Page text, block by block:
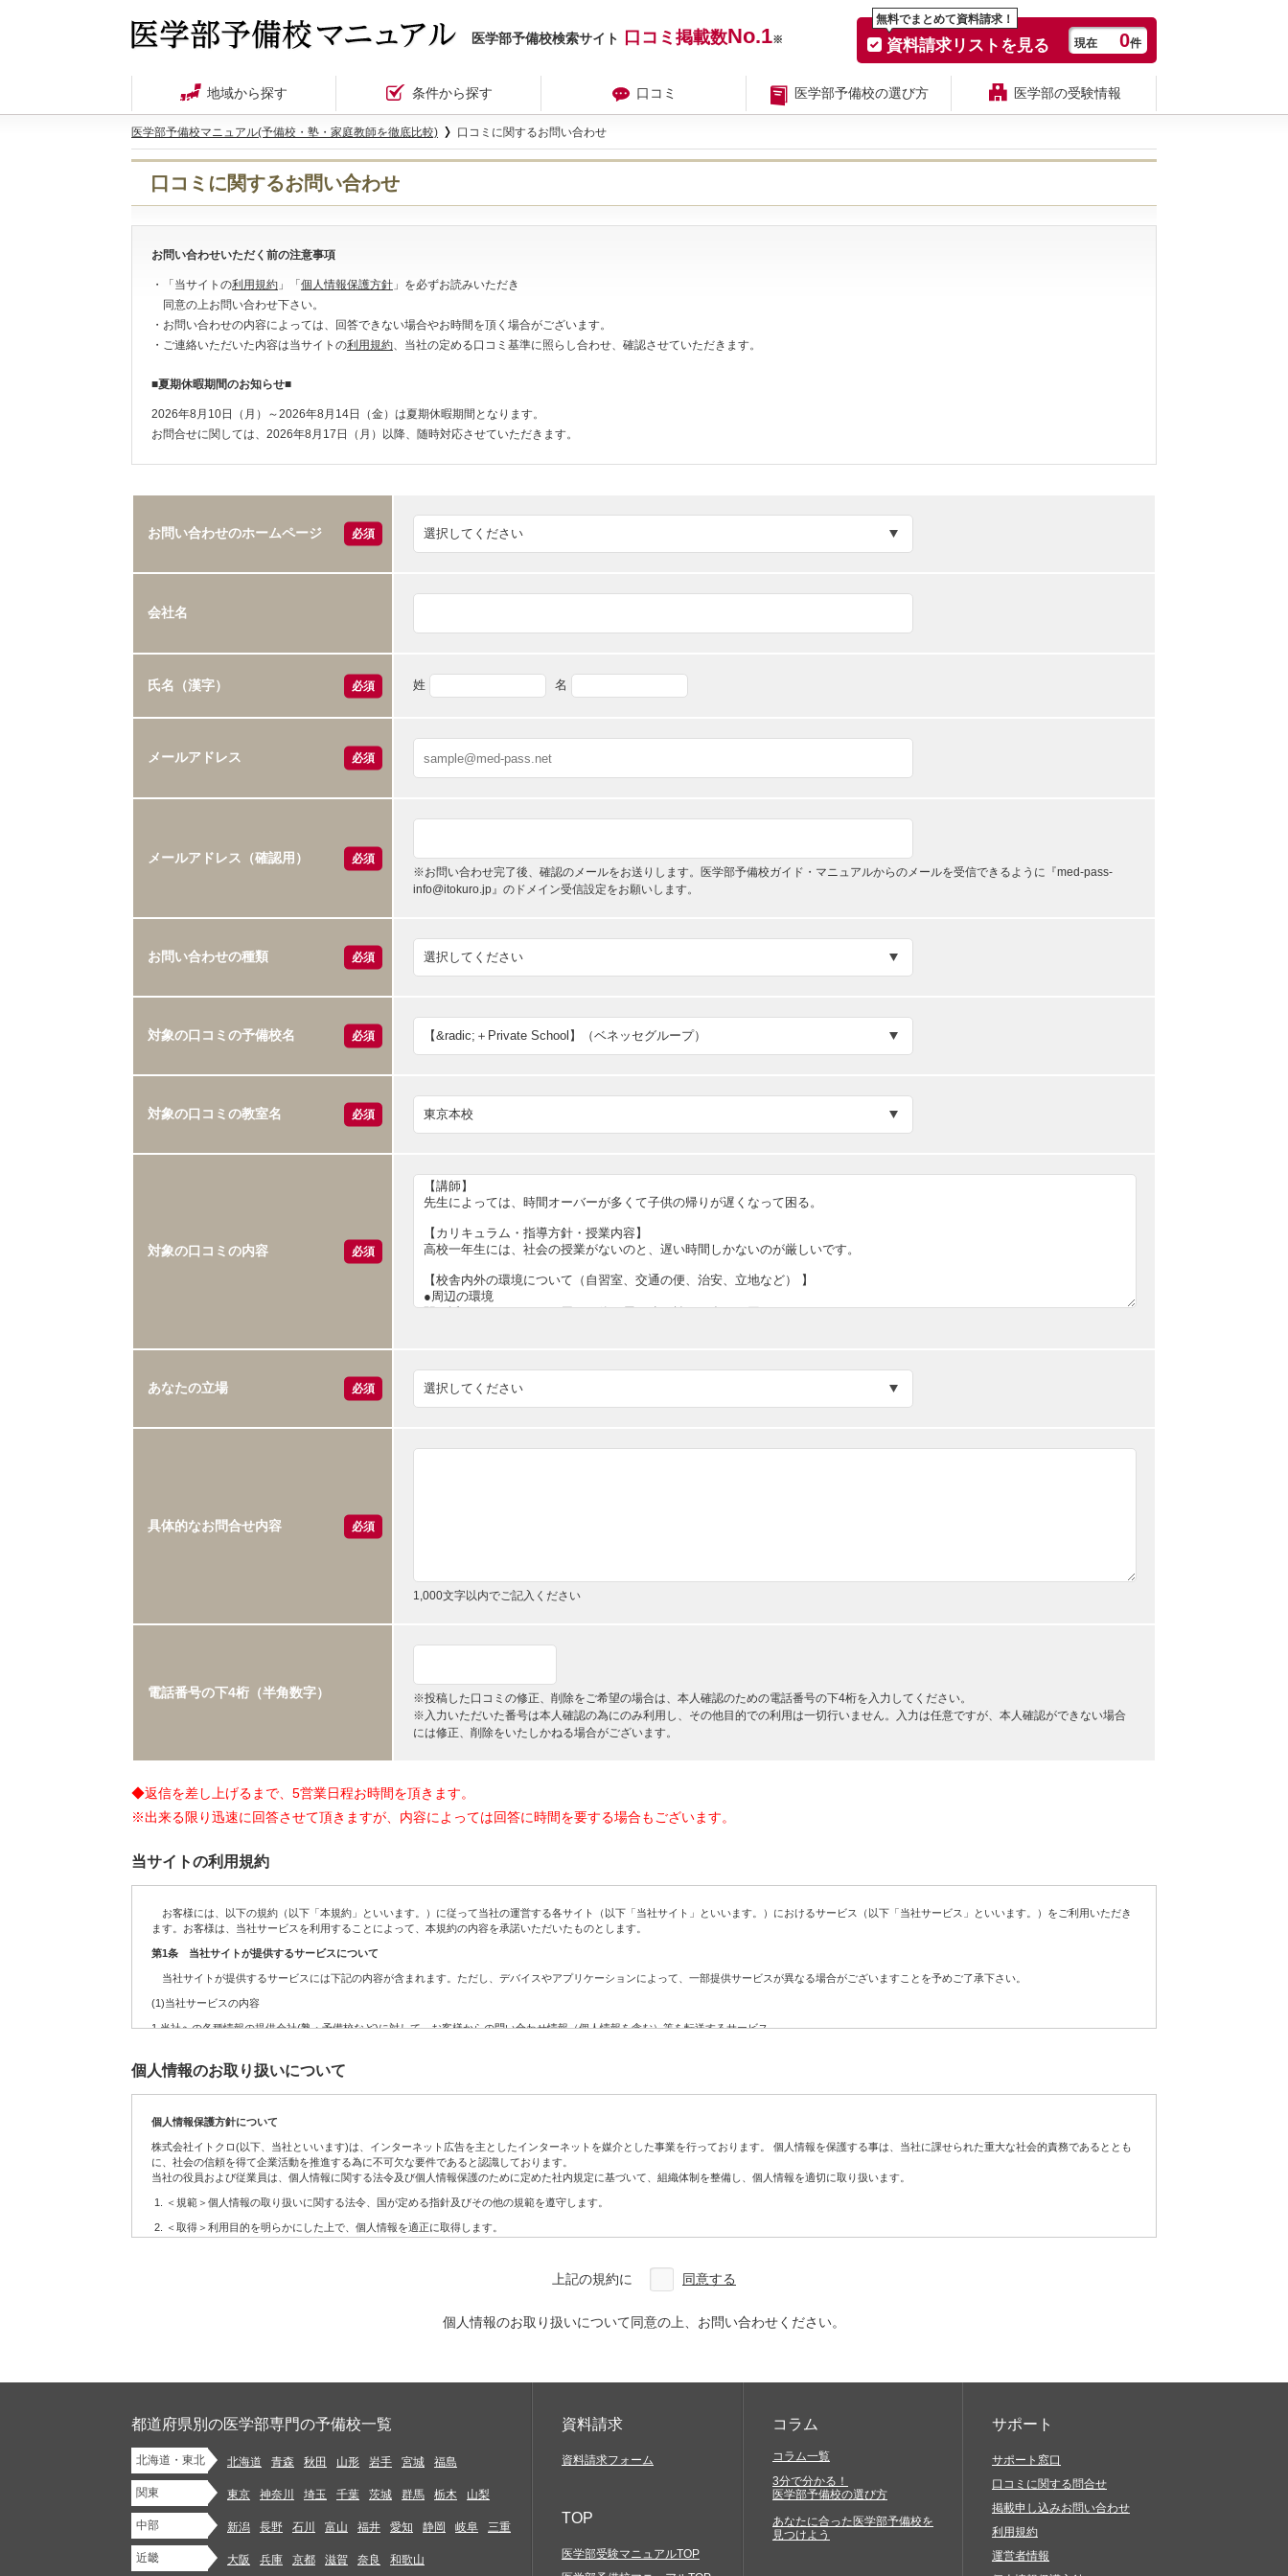
医学部予備校検索サイト 口コミ掲載数No.1※
無料でまとめて資料請求！
資料請求リストを見る 現在 0件
地域から探す 条件から探す 口コミ 医学部予備校の選び方 医学部の受験情報
医学部予備校マニュアル(予備校・塾・家庭教師を徹底比較) 口コミに関するお問い合わせ
口コミに関するお問い合わせ
お問い合わせいただく前の注意事項
・「当サイトの利用規約 」「 個人情報保護方針 」を必ずお読みいただき
同意の上お問い合わせ下さい。
・お問い合わせの内容によっては、回答できない場合やお時間を頂く場合がございます。
・ご連絡いただいた内容は当サイトの利用規約、当社の定める口コミ基準に照らし合わせ、確認させていただきます。
■夏期休暇期間のお知らせ■
2026年8月10日（月）～2026年8月14日（金）は夏期休暇期間となります。
お問合せに関しては、2026年8月17日（月）以降、随時対応させていただきます。
お問い合わせのホームページ 必須
会社名
氏名（漢字） 必須 姓 名
メールアドレス 必須
メールアドレス（確認用）
必須
※お問い合わせ完了後、確認のメールをお送りします。医学部予備校ガイド・マニュアルからのメールを受信できるように『med-pass-
info@itokuro.jp』のドメイン受信設定をお願いします。
お問い合わせの種類 必須
対象の口コミの予備校名 必須
対象の口コミの教室名 必須
対象の口コミの内容 必須
あなたの立場 必須
具体的なお問合せ内容 必須
1,000文字以内でご記入ください
電話番号の下4桁（半角数字）
※投稿した口コミの修正、削除をご希望の場合は、本人確認のための電話番号の下4桁を入力してください。
※入力いただいた番号は本人確認の為にのみ利用し、その他目的での利用は一切行いません。入力は任意ですが、本人確認ができない場合
には修正、削除をいたしかねる場合がございます。
◆返信を差し上げるまで、5営業日程お時間を頂きます。
※出来る限り迅速に回答させて頂きますが、内容によっては回答に時間を要する場合もございます。
当サイトの利用規約
お客様には、以下の規約（以下「本規約」といいます。）に従って当社の運営する各サイト（以下「当社サイト」といいます。）におけるサービス（以下「当社サービス」といいます。）をご利用いただき
ます。お客様は、当社サービスを利用することによって、本規約の内容を承諾いただいたものとします。
第1条 当社サイトが提供するサービスについて
当社サイトが提供するサービスには下記の内容が含まれます。ただし、デバイスやアプリケーションによって、一部提供サービスが異なる場合がございますことを予めご了承下さい。
(1)当社サービスの内容
1.当社への各種情報の提供会社(塾・予備校など)に対して、お客様からの問い合わせ情報（個人情報を含む）等を転送するサービス
3.定期・不定期に実施する各種のキャンペーンサービス
5.お客様が送信(発信)するコンテンツの募集、及び掲載
6.配信の許可を得たお客様に対して配信するメールマガジン・DM
7.その他上記に関連するサービス
(2)当社サービスの利用に当たって注意事項
お客様が当社サービスをご利用になる場合には、WEBにアクセスしていただく必要があります。お客様には、自らの責任と費用で必要な機器やソフトウェア、通信手段等をご用意いただき、それらを適切に
当社は当社サービスの内容の正確性・信頼性・完全性や確実な提供、アクセス結果などにつきましては一切保証しておりません。
2.未成年者の健全な保護育成を害するような行為をすること
3.法令や条例に違反する行為を行うこと
4.自分以外の人物を名乗ったり、代表権や代理権がないにもかかわらず会社などの組織を名乗ったり、または他の人物や組織と提携、協力関係にあると偽ったりすること（過失に基づき誤認した場合も含む）
5.他のお客様または第三者との間での、売買等金銭的な利害の発生する行為及び代価性のない物品の交換や贈与等経済的な利害関係の生じること、並びにその他営利を目的とする一切のこと
6. 商業用の広告、宣伝を目的としたコンテンツ、ジャンクメール、スパムメール、チェーンレター、無限連鎖講、その他勧誘を目的とするコンテンツを送信（発信）すること
7. 法令または本規約において認められている場合を除き、当社サイトの提供する情報を当社の事前の同意なく、複写、もしくはその他の方法により再生、複製、公開、送信、頒布、翻訳、翻案、転載、再利用
個人情報のお取り扱いについて
個人情報保護方針について
株式会社イトクロ(以下、当社といいます)は、インターネット広告を主としたインターネットを媒介とした事業を行っております。 個人情報を保護する事は、当社に課せられた重大な社会的責務であるととも
に、社会の信頼を得て企業活動を推進する為に不可欠な要件であると認識しております。
当社の役員および従業員は、個人情報に関する法令及び個人情報保護のために定めた社内規定に基づいて、組織体制を整備し、個人情報を適切に取り扱います。
＜規範＞個人情報の取り扱いに関する法令、国が定める指針及びその他の規範を遵守します。
＜取得＞利用目的を明らかにした上で、個人情報を適正に取得します。
＜安全管理＞個人情報への不正アクセス、紛失、破壊、改ざん、漏えいなどの危険を十分に認識し、合理的な安全対策を実施するとともに、問題が発生した場合は適切な是正措置を講じ、個人情報の厳重な
＜開示・苦情＞当社では、取り扱う個人情報について、本人から開示、訂正、利用停止、削除及び苦情相談等のお問い合わせがあった場合は法律に基づき適正に対応します。
改訂：2007年7月30日
改訂：2013年12月10日
株式会社イトクロ 代表取締役 CEO 山木 学
代表取締役 COO 領下 崇
【個人情報に関するお問い合わせ】
株式会社イトクロ 開発部長info.privacy@itokuro.jp
〒141-0021 東京都品川区上大崎３丁目１番１号 JR東急目黒ビル4F
当社における個人情報の取扱いについて
上記の規約に 同意する
個人情報のお取り扱いについて同意の上、お問い合わせください。
都道府県別の医学部専門の予備校一覧
北海道・東北 北海道 青森 秋田 山形 岩手 宮城 福島
関東 東京 神奈川 埼玉 千葉 茨城 群馬 栃木 山梨
中部 新潟 長野 石川 富山 福井 愛知 静岡 岐阜 三重
近畿 大阪 兵庫 京都 滋賀 奈良 和歌山
資料請求
資料請求フォーム
TOP
医学部受験マニュアルTOP
コラム
コラム一覧
3分で分かる！
医学部予備校の選び方
あなたに合った医学部予備校を
見つけよう
サポート
サポート窓口
口コミに関する問合せ
掲載申し込みお問い合わせ
利用規約
運営者情報